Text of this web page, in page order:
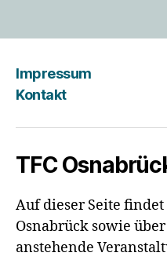
Impressum
Kontakt
TFC
Auf dieser Seite
Osnabrück sowie
anstehende